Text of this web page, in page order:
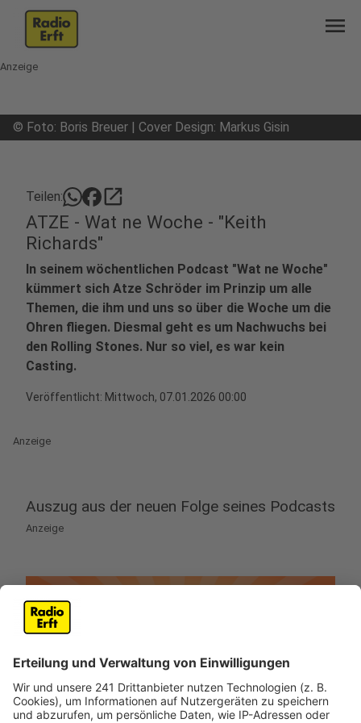
menu
Anzeige
© Foto: Boris Breuer | Cover Design: Markus Gisin
Teilen: open_in_new
ATZE - Wat ne Woche - "Keith
Richards"
In seinem wöchentlichen Podcast "Wat ne Woche"
kümmert sich Atze Schröder im Prinzip um alle
Themen, die ihm und uns so über die Woche um die
Ohren fliegen. Diesmal geht es um Nachwuchs bei
den Rolling Stones. Nur so viel, es war kein
Casting.
Veröffentlicht: Mittwoch, 07.01.2026 00:00
Anzeige
Auszug aus der neuen Folge seines Podcasts
Anzeige